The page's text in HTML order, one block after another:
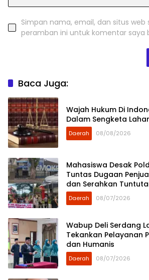
Simpan nama, email, dan situs web
peramban ini untuk komentar saya
Baca Juga:
Wajah Hukum Di
Dalam Sengketa
Daerah 08/08/2026
Mahasiswa Desak
Tuntas Dugaan
dan Serahkan
Demokrat Sumut
Daerah 08/07/2026
Wabup Deli Serdang
Tekankan Pelayanan
dan Humanis
Daerah 08/07/2026